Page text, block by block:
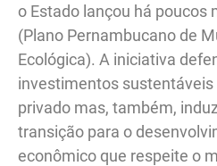
o Estado lançou há poucos
(Plano Pernambucano de
Ecológica). A iniciativa
investimentos
privado mas, também,
transição para o
econômico que respeite o